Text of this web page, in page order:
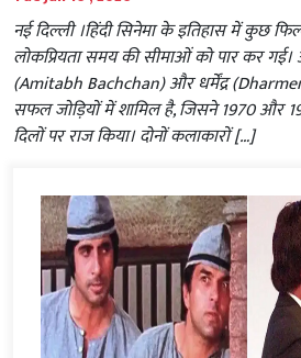
नई दिल्ली ।हिंदी सिनेमा के इतिहास में कुछ
लोकप्रियता समय की सीमाओं को पार कर
(Amitabh Bachchan) और धर्मेंद्र
सफल जोड़ियों में शामिल है, जिसने 1970 और
दिलों पर राज किया। दोनों कलाकारों […]